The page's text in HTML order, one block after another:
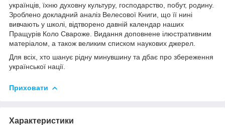
українців, їхню духовну культуру, господарство, побут, родину.
Зроблено докладний аналіз Велесової Книги, що її нині
вивчають у школі, відтворено давній календар наших
Пращурів Коло Свароже. Видання доповнене ілюстративним
матеріалом, а також великим списком наукових джерел.
Для всіх, хто шанує рідну минувшину та дбає про збереження
української нації.
Приховати
Характеристики